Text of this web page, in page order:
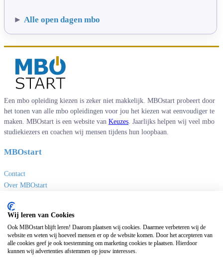
► Alle open dagen mbo
Een mbo opleiding kiezen is zeker niet makkelijk. MBOstart probeert door
het tonen van alle mbo opleidingen voor jou het kiezen wat eenvoudiger te
maken. MBOstart is een website van Keuzes . Jaarlijks helpen wij veel mbo
studiekiezers en coachen wij mensen tijdens hun loopbaan.
MBOstart
Contact
Over MBOstart
Disclaimer en privacy
MBO links
Sites van Keuzes
Wij leren van Cookies
Ook MBOstart blijft leren! Daarom plaatsen wij cookies. Daarmee verbeteren wij de
website en weten wij hoeveel mensen er op de website komen. Door het accepteren van
alle cookies geef je ook toestemming om marketing cookies te plaatsen. Hierdoor
kunnen wij advertenties afstemmen op jouw interesses.